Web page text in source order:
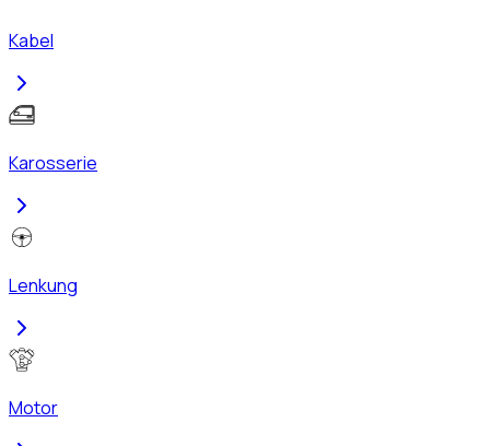
Kabel
Karosserie
Lenkung
Motor